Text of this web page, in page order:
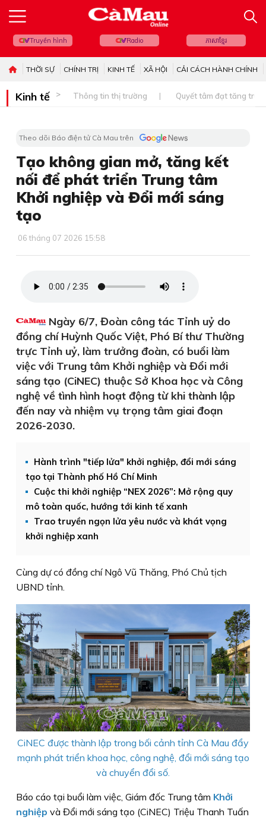
Truyền hình Radio ភាសាខ្មែរ
THỜI SỰ CHÍNH TRỊ KINH TẾ XÃ HỘI CẢI CÁCH HÀNH CHÍNH
Kinh tế Thông tin thị trường Quyết tâm đạt tăng
Theo dõi Báo điện tử Cà Mau trên
Tạo không gian mở, tăng kết
nối để phát triển Trung tâm
Khởi nghiệp và Đổi mới sáng
tạo
06 tháng 07 2026 15:58
Ngày 6/7, Đoàn công tác Tỉnh uỷ do
đồng chí Huỳnh Quốc Việt, Phó Bí thư Thường
trực Tỉnh uỷ, làm trưởng đoàn, có buổi làm
việc với Trung tâm Khởi nghiệp và Đổi mới
sáng tạo (CiNEC) thuộc Sở Khoa học và Công
nghệ về tình hình hoạt động từ khi thành lập
đến nay và nhiệm vụ trọng tâm giai đoạn
2026-2030.
Hành trình "tiếp lửa" khởi nghiệp, đổi mới sáng
tạo tại Thành phố Hồ Chí Minh
Cuộc thi khởi nghiệp “NEX 2026”: Mở rộng quy
mô toàn quốc, hướng tới kinh tế xanh
Trao truyền ngọn lửa yêu nước và khát vọng
khởi nghiệp xanh
Cùng dự có đồng chí Ngô Vũ Thăng, Phó Chủ tịch
UBND tỉnh.
CiNEC được thành lập trong bối cảnh tỉnh Cà Mau đẩy
mạnh phát triển khoa học, công nghệ, đổi mới sáng tạo
và chuyển đổi số.
Báo cáo tại buổi làm việc, Giám đốc Trung tâm Khởi
nghiệp và Đổi mới sáng tạo (CiNEC) Triệu Thanh Tuấn